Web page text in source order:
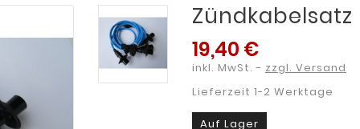
Zündkabelsatz
19,40 €
inkl. MwSt.
zzgl. Versand
Lieferzeit 1-2 Werktage
Auf Lager